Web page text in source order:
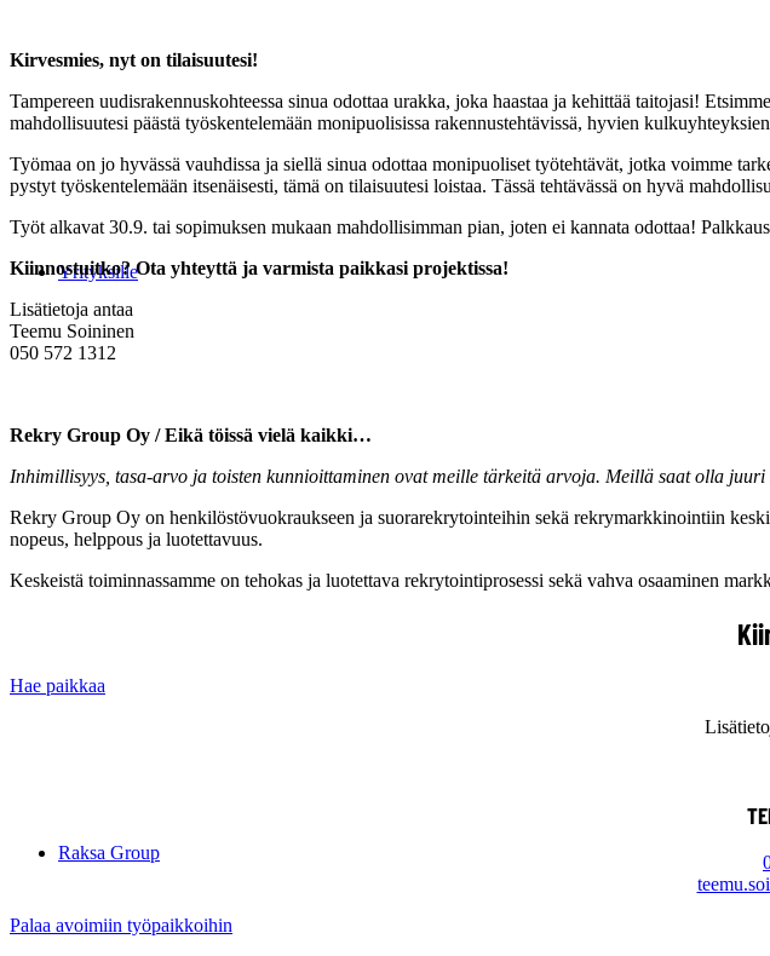
Yrityksille
Raksa Group
Kirvesmies, nyt on tilaisuutesi!
Tampereen uudisrakennuskohteessa sinua odottaa urakka, joka haastaa ja kehittää taitojasi!
mahdollisuutesi päästä työskentelemään monipuolisissa rakennustehtävissä, hyvien
Työmaa on jo hyvässä vauhdissa ja siellä sinua odottaa monipuoliset työtehtävät, jotka voimme
pystyt työskentelemään itsenäisesti, tämä on tilaisuutesi loistaa. Tässä tehtävässä on hyvä
Työt alkavat 30.9. tai sopimuksen mukaan mahdollisimman pian, joten ei kannata odottaa!
Kiinnostuitko? Ota yhteyttä ja varmista paikkasi projektissa!
Lisätietoja antaa
Teemu Soininen
050 572 1312
Rekry Group Oy / Eikä töissä vielä kaikki…
Inhimillisyys, tasa-arvo ja toisten kunnioittaminen ovat meille tärkeitä arvoja. Meillä saat olla juuri
Rekry Group Oy on henkilöstövuokraukseen ja suorarekrytointeihin sekä rekrymarkkinointiin
nopeus, helppous ja luotettavuus.
Keskeistä toiminnassamme on tehokas ja luotettava rekrytointiprosessi sekä vahva osaaminen
Hae paikkaa
Palaa avoimiin työpaikkoihin